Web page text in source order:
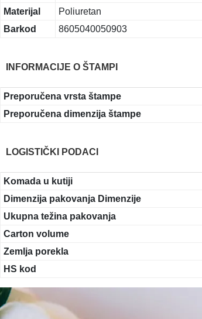
Materijal
Poliuretan
Barkod
8605040050903
INFORMACIJE O ŠTAMPI
Preporučena vrsta štampe
Preporučena dimenzija štampe
LOGISTIČKI PODACI
Komada u kutiji
Dimenzija pakovanja Dimenzije
Ukupna težina pakovanja
Carton volume
Zemlja porekla
HS kod